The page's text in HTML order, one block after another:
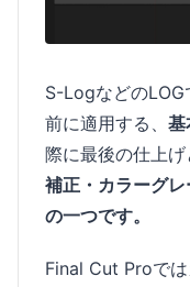
S-LogなどのLOG
前に適用する、 基
際に最後の仕上げ
補正・カラーグ
の一つです。
Final Cut Proで